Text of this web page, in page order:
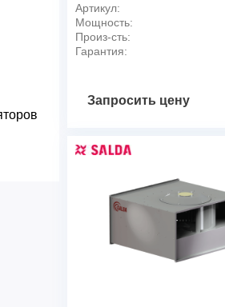
Артикул:
Мощность:
Произ-сть:
Гарантия:
Запросить цену